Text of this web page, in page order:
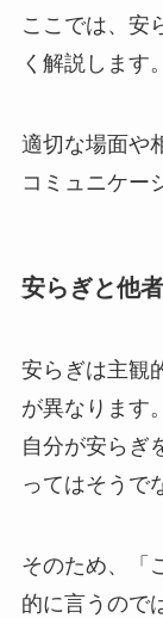
ここでは、安
く解説します。
適切な場面や
コミュニケー
安らぎと他
安らぎは主観
が異なります。
自分が安らぎ
ってはそうで
そのため、「
的に言うので